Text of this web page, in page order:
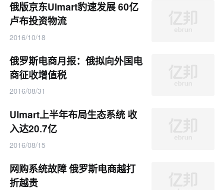
俄版京东Ulmart豹速发展 60亿
卢布投资物流
2016/10/18
俄罗斯电商月报：俄拟向外国电
商征收增值税
2016/08/31
Ulmart上半年布局生态系统 收
入达20.7亿
2016/08/15
网购系统故障 俄罗斯电商越打
折越贵